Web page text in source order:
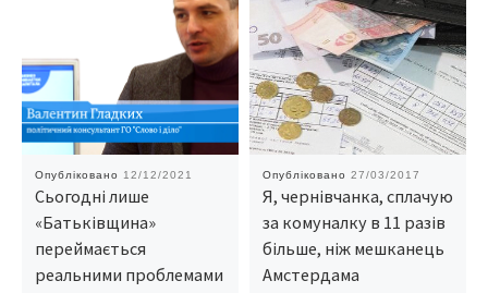
Опубліковано 12/12/2021
Сьогодні лише
«Батьківщина»
переймається
реальними проблемами
Опубліковано 27/03/2017
Я, чернівчанка, сплачую
за комуналку в 11 разів
більше, ніж мешканець
Амстердама